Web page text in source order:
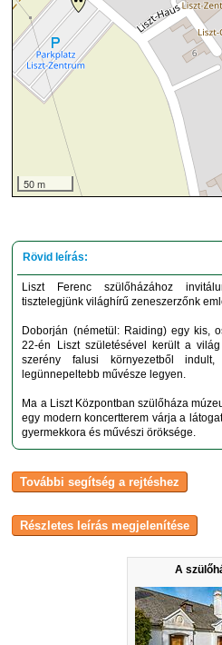
A
50 m
Liszt Ferenc szülőházához
tisztelegjünk világhírű zeneszerzőnk
Doborján (németül: Raiding) egy kis,
22‑én Liszt születésével került a
szerény falusi környezetből
legünnepeltebb művésze legyen.
Ma a Liszt Központban szülőháza
egy modern koncertterem várja a
gyermekkora és művészi öröksége.